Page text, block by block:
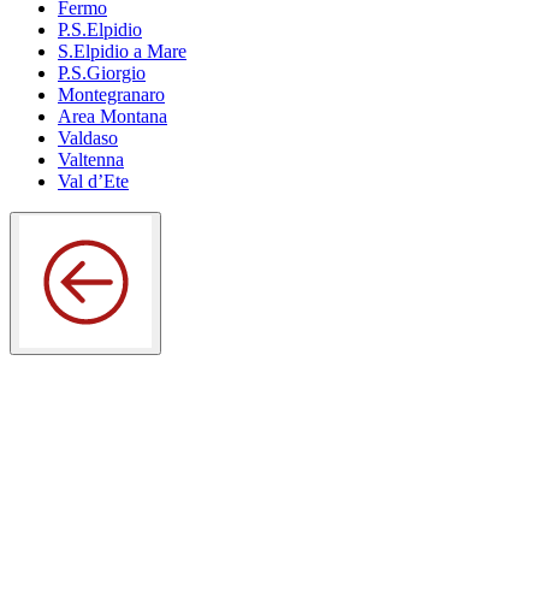
Fermo
P.S.Elpidio
S.Elpidio a Mare
P.S.Giorgio
Montegranaro
Area Montana
Valdaso
Valtenna
Val d’Ete